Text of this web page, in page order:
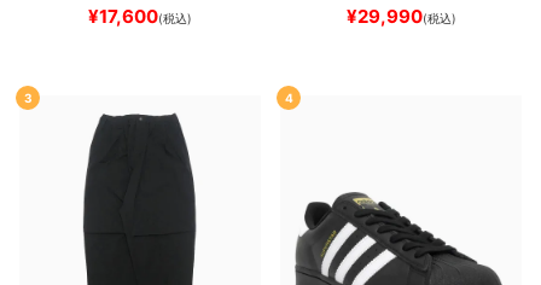
¥17,600(税込) ¥29,990(税込)
3 4